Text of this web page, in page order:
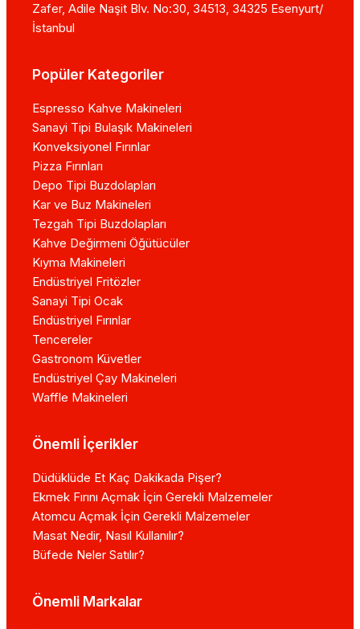
Zafer, Adile Naşit Blv. No:30, 34513, 34325 Esenyurt/
İstanbul
Popüler Kategoriler
Espresso Kahve Makineleri
Sanayi Tipi Bulaşık Makineleri
Konveksiyonel Fırınlar
Pizza Fırınları
Depo Tipi Buzdolapları
Kar ve Buz Makineleri
Tezgah Tipi Buzdolapları
Kahve Değirmeni Öğütücüler
Kıyma Makineleri
Endüstriyel Fritözler
Sanayi Tipi Ocak
Endüstriyel Fırınlar
Tencereler
Gastronom Küvetler
Endüstriyel Çay Makineleri
Waffle Makineleri
Önemli İçerikler
Düdüklüde Et Kaç Dakikada Pişer?
Ekmek Fırını Açmak İçin Gerekli Malzemeler
Atomcu Açmak İçin Gerekli Malzemeler
Masat Nedir, Nasıl Kullanılır?
Büfede Neler Satılır?
Önemli Markalar